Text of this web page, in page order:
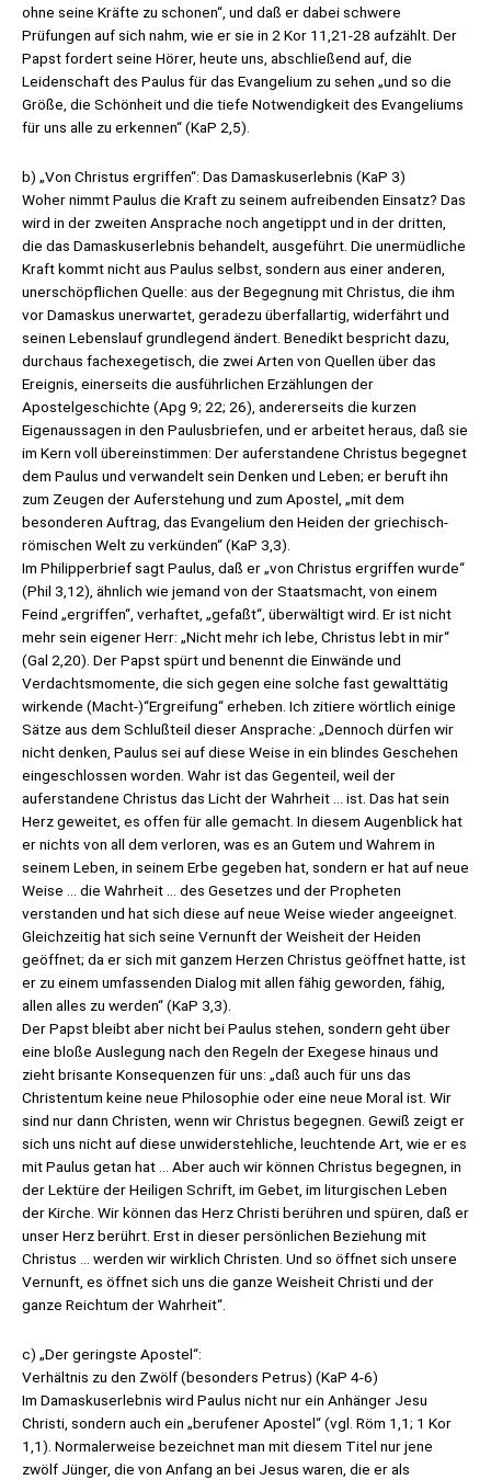
ohne seine Kräfte zu schonen“, und daß er dabei schwere
Prüfungen auf sich nahm, wie er sie in 2 Kor 11,21-28 aufzählt. Der
Papst fordert seine Hörer, heute uns, abschließend auf, die
Leidenschaft des Paulus für das Evangelium zu sehen „und so die
Größe, die Schönheit und die tiefe Notwendigkeit des Evangeliums
für uns alle zu erkennen“ (KaP 2,5).
b) „Von Christus ergriffen“: Das Damaskuserlebnis (KaP 3)
Woher nimmt Paulus die Kraft zu seinem aufreibenden Einsatz? Das
wird in der zweiten Ansprache noch angetippt und in der dritten,
die das Damaskuserlebnis behandelt, ausgeführt. Die unermüdliche
Kraft kommt nicht aus Paulus selbst, sondern aus einer anderen,
unerschöpflichen Quelle: aus der Begegnung mit Christus, die ihm
vor Damaskus unerwartet, geradezu überfallartig, widerfährt und
seinen Lebenslauf grundlegend ändert. Benedikt bespricht dazu,
durchaus fachexegetisch, die zwei Arten von Quellen über das
Ereignis, einerseits die ausführlichen Erzählungen der
Apostelgeschichte (Apg 9; 22; 26), andererseits die kurzen
Eigenaussagen in den Paulusbriefen, und er arbeitet heraus, daß sie
im Kern voll übereinstimmen: Der auferstandene Christus begegnet
dem Paulus und verwandelt sein Denken und Leben; er beruft ihn
zum Zeugen der Auferstehung und zum Apostel, „mit dem
besonderen Auftrag, das Evangelium den Heiden der griechisch-
römischen Welt zu verkünden“ (KaP 3,3).
Im Philipperbrief sagt Paulus, daß er „von Christus ergriffen wurde“
(Phil 3,12), ähnlich wie jemand von der Staatsmacht, von einem
Feind „ergriffen“, verhaftet, „gefaßt“, überwältigt wird. Er ist nicht
mehr sein eigener Herr: „Nicht mehr ich lebe, Christus lebt in mir“
(Gal 2,20). Der Papst spürt und benennt die Einwände und
Verdachtsmomente, die sich gegen eine solche fast gewalttätig
wirkende (Macht-)“Ergreifung“ erheben. Ich zitiere wörtlich einige
Sätze aus dem Schlußteil dieser Ansprache: „Dennoch dürfen wir
nicht denken, Paulus sei auf diese Weise in ein blindes Geschehen
eingeschlossen worden. Wahr ist das Gegenteil, weil der
auferstandene Christus das Licht der Wahrheit … ist. Das hat sein
Herz geweitet, es offen für alle gemacht. In diesem Augenblick hat
er nichts von all dem verloren, was es an Gutem und Wahrem in
seinem Leben, in seinem Erbe gegeben hat, sondern er hat auf neue
Weise … die Wahrheit … des Gesetzes und der Propheten
verstanden und hat sich diese auf neue Weise wieder angeeignet.
Gleichzeitig hat sich seine Vernunft der Weisheit der Heiden
geöffnet; da er sich mit ganzem Herzen Christus geöffnet hatte, ist
er zu einem umfassenden Dialog mit allen fähig geworden, fähig,
allen alles zu werden“ (KaP 3,3).
Der Papst bleibt aber nicht bei Paulus stehen, sondern geht über
eine bloße Auslegung nach den Regeln der Exegese hinaus und
zieht brisante Konsequenzen für uns: „daß auch für uns das
Christentum keine neue Philosophie oder eine neue Moral ist. Wir
sind nur dann Christen, wenn wir Christus begegnen. Gewiß zeigt er
sich uns nicht auf diese unwiderstehliche, leuchtende Art, wie er es
mit Paulus getan hat … Aber auch wir können Christus begegnen, in
der Lektüre der Heiligen Schrift, im Gebet, im liturgischen Leben
der Kirche. Wir können das Herz Christi berühren und spüren, daß er
unser Herz berührt. Erst in dieser persönlichen Beziehung mit
Christus … werden wir wirklich Christen. Und so öffnet sich unsere
Vernunft, es öffnet sich uns die ganze Weisheit Christi und der
ganze Reichtum der Wahrheit“.
c) „Der geringste Apostel“:
Verhältnis zu den Zwölf (besonders Petrus) (KaP 4-6)
Im Damaskuserlebnis wird Paulus nicht nur ein Anhänger Jesu
Christi, sondern auch ein „berufener Apostel“ (vgl. Röm 1,1; 1 Kor
1,1). Normalerweise bezeichnet man mit diesem Titel nur jene
zwölf Jünger, die von Anfang an bei Jesus waren, die er als